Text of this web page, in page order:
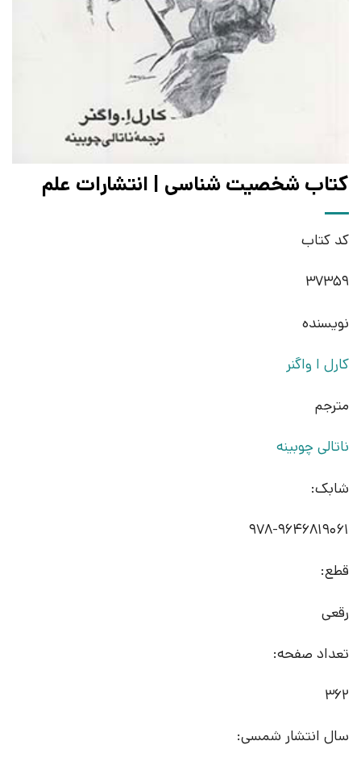
کتاب شخصیت شناسی | انتشارات علم
کد کتاب
37359
نویسنده
کارل ا واگنر
مترجم
ناتالی چوبینه
شابک:
978-9646819061
قطع:
رقعی
تعداد صفحه:
362
سال انتشار شمسی: